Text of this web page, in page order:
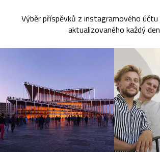
Výběr příspěvků z instagramového účtu
aktualizovaného každý den